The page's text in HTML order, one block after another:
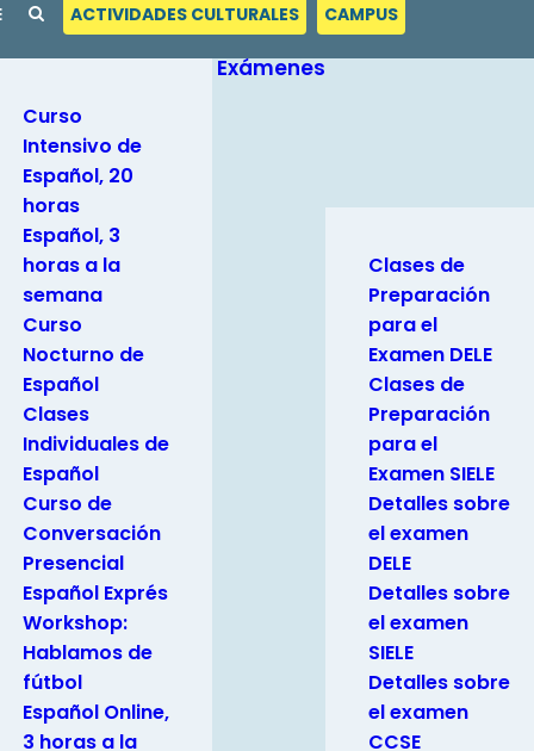
ACTIVIDADES CULTURALES CAMPUS
Curso
Intensivo de
Español, 20
horas
Español, 3
horas a la
semana
Curso
Nocturno de
Español
Clases
Individuales de
Español
Curso de
Conversación
Presencial
Español Exprés
Workshop:
Hablamos de
fútbol
Español Online,
3 horas a la
Exámenes
Clases de
Preparación
para el
Examen DELE
Clases de
Preparación
para el
Examen SIELE
Detalles sobre
el examen
DELE
Detalles sobre
el examen
SIELE
Detalles sobre
el examen
CCSE